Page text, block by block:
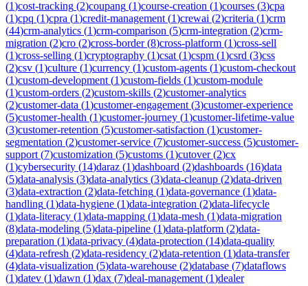
(1)cost-tracking (2)coupang (1)course-creation (1)courses (3)cpa
(1)cpq (1)cpra (1)credit-management (1)crewai (2)criteria (1)crm
(44)crm-analytics (1)crm-comparison (5)crm-integration (2)crm-
migration (2)cro (2)cross-border(8)cross-platform (1)cross-sell
(1)cross-selling (1)cryptography (1)csat (1)cspm (1)csrd (3)css
(2)csv (1)culture (1)currency (1)custom-agents (1)custom-checkout
(1)custom-development (1)custom-fields (1)custom-module
(1)custom-orders (2)custom-skills (2)customer-analytics
(2)customer-data (1)customer-engagement (3)customer-experience
(5)customer-health (1)customer-journey (1)customer-lifetime-value
(3)customer-retention (5)customer-satisfaction (1)customer-
segmentation (2)customer-service (7)customer-success (5)customer-
support (7)customization (5)customs (1)cutover(2)cx
(1)cybersecurity (14)daraz (1)dashboard (2)dashboards (16)data
(5)data-analysis (3)data-analytics (3)data-cleanup (2)data-driven
(3)data-extraction (2)data-fetching (1)data-governance (1)data-
handling (1)data-hygiene (1)data-integration (2)data-lifecycle
(1)data-literacy (1)data-mapping (1)data-mesh (1)data-migration
(8)data-modeling (5)data-pipeline (1)data-platform (2)data-
preparation (1)data-privacy (4)data-protection (14)data-quality
(4)data-refresh (2)data-residency (2)data-retention (1)data-transfer
(4)data-visualization (5)data-warehouse (2)database (7)dataflows
(1)datev (1)dawn (1)dax (7)deal-management (1)dealer